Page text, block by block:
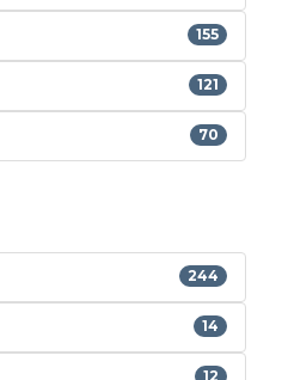
155
121
70
244
14
12